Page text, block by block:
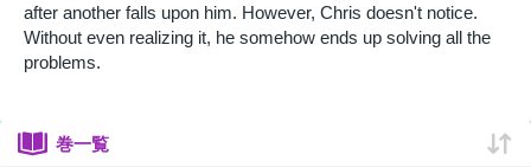
after another falls upon him. However, Chris doesn't notice.
Without even realizing it, he somehow ends up solving all the
problems.
巻一覧